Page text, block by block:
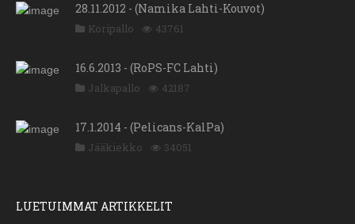
28.11.2012 - (Namika Lahti-Kouvot)
Koripallo 43761
16.6.2013 - (RoPS-FC Lahti)
Jalkapallo 42187
17.1.2014 - (Pelicans-KalPa)
Jääkiekko 34051
LUETUIMMAT ARTIKKELIT